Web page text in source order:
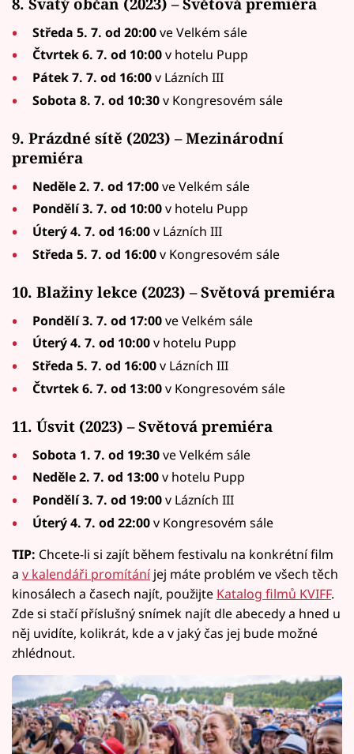
Středa 5. 7. od 20:00ve Velkém sále
Čtvrtek 6. 7. od 10:00v hotelu Pupp
Pátek 7. 7. od 16:00v Lázních III
Sobota 8. 7. od 10:30v Kongresovém sále
9. Prázdné sítě (2023) – Mezinárodní
premiéra
Neděle 2. 7. od 17:00ve Velkém sále
Pondělí 3. 7. od 10:00v hotelu Pupp
Úterý 4. 7. od 16:00v Lázních III
Středa 5. 7. od 16:00v Kongresovém sále
10. Blažiny lekce (2023) – Světová premiéra
Pondělí 3. 7. od 17:00ve Velkém sále
Úterý 4. 7. od 10:00v hotelu Pupp
Středa 5. 7. od 16:00v Lázních III
Čtvrtek 6. 7. od 13:00v Kongresovém sále
11. Úsvit (2023) – Světová premiéra
Sobota 1. 7. od 19:30ve Velkém sále
Neděle 2. 7. od 13:00v hotelu Pupp
Pondělí 3. 7. od 19:00v Lázních III
Úterý 4. 7. od 22:00v Kongresovém sále
TIP: Chcete-li si zajít během festivalu na konkrétní film
a v kalendáři promítání jej máte problém ve všech těch
kinosálech a časech najít, použijte Katalog filmů KVIFF.
Zde si stačí příslušný snímek najít dle abecedy a hned u
něj uvidíte, kolikrát, kde a v jaký čas jej bude možné
zhlédnout.